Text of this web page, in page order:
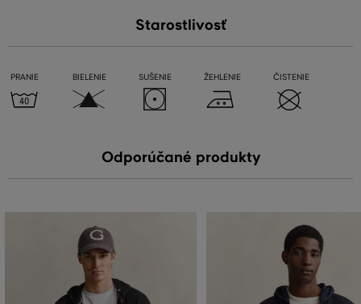
Starostlivosť
PRANIE BIELENIE SUŠENIE ŽEHLENIE ČISTENIE
Odporúčané produkty